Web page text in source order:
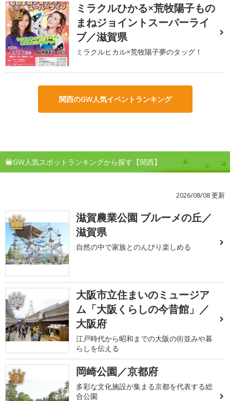
3
ミラクルひかる×荒牧陽子もの
まねジョイントスーパーライ
ブ／滋賀県
ミラクルヒカル×荒牧陽子夢のタッグ！
関西のGW人気イベントランキング
GW人気スポットランキングから探す【関西】
2026/08/08 更新
1
滋賀農業公園 ブルーメの丘／
滋賀県
自然の中で家族とのんびり楽しめる
2
大阪市立住まいのミュージア
ム「大阪くらしの今昔館」／
大阪府
江戸時代から昭和までの大阪の街並みや暮
らしを伝える
3 岡崎公園／京都府
多彩な文化施設が集まる京都を代表する総
合公園